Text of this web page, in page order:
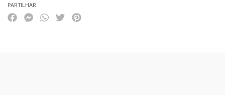
PARTILHAR